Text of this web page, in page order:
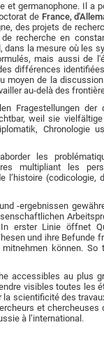
germanophone. Il a
de France,
des projets de
recherche en
la mesure où les
mais aussi de
différences
moyen de la
au-delà des
Fragestellungen der
weil sie
Chronologie
les
multipliant les
(codicologie,
-ergebnissen
erster Linie öffnet
und ihre Befunde
können. So
accessibles au plus
visibles toutes les
scientificité des
et chercheuses
à l’international.